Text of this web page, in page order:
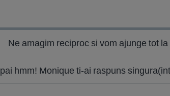
Ne amagim reciproc si vom ajunge tot
pai hmm! Monique ti-ai raspuns